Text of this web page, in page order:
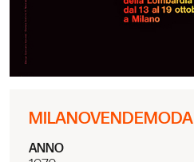
MILANOVENDEMODA
ANNO